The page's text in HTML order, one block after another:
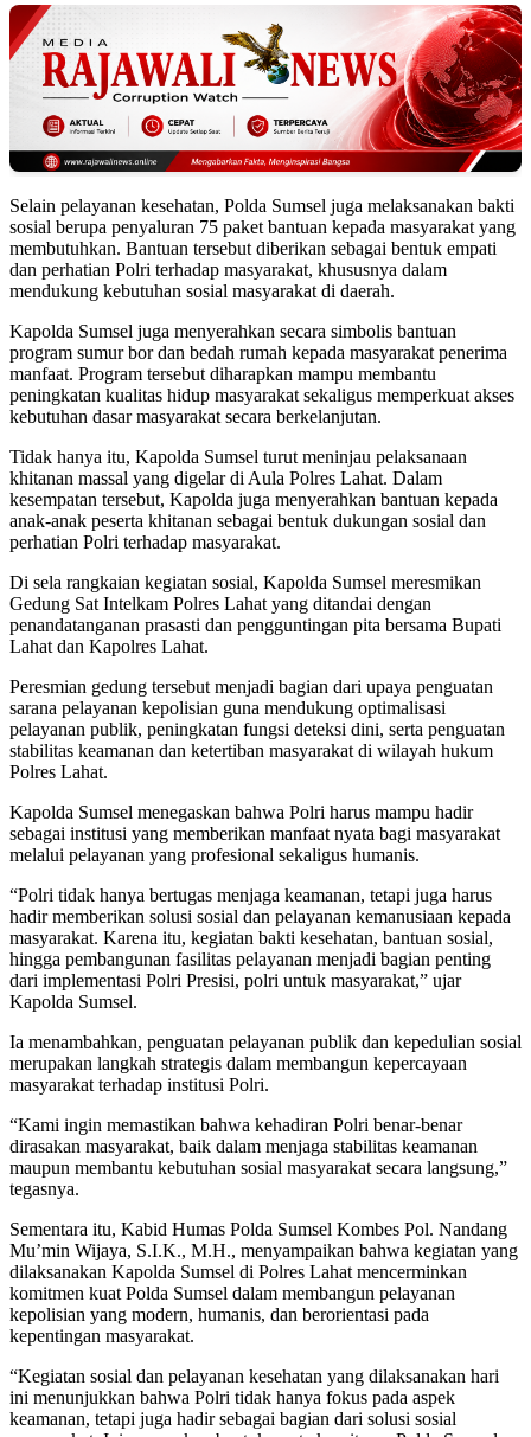
Selain pelayanan kesehatan, Polda Sumsel juga melaksanakan bakti
sosial berupa penyaluran 75 paket bantuan kepada masyarakat yang
membutuhkan. Bantuan tersebut diberikan sebagai bentuk empati
dan perhatian Polri terhadap masyarakat, khususnya dalam
mendukung kebutuhan sosial masyarakat di daerah.
Kapolda Sumsel juga menyerahkan secara simbolis bantuan
program sumur bor dan bedah rumah kepada masyarakat penerima
manfaat. Program tersebut diharapkan mampu membantu
peningkatan kualitas hidup masyarakat sekaligus memperkuat akses
kebutuhan dasar masyarakat secara berkelanjutan.
Tidak hanya itu, Kapolda Sumsel turut meninjau pelaksanaan
khitanan massal yang digelar di Aula Polres Lahat. Dalam
kesempatan tersebut, Kapolda juga menyerahkan bantuan kepada
anak-anak peserta khitanan sebagai bentuk dukungan sosial dan
perhatian Polri terhadap masyarakat.
Di sela rangkaian kegiatan sosial, Kapolda Sumsel meresmikan
Gedung Sat Intelkam Polres Lahat yang ditandai dengan
penandatanganan prasasti dan pengguntingan pita bersama Bupati
Lahat dan Kapolres Lahat.
Peresmian gedung tersebut menjadi bagian dari upaya penguatan
sarana pelayanan kepolisian guna mendukung optimalisasi
pelayanan publik, peningkatan fungsi deteksi dini, serta penguatan
stabilitas keamanan dan ketertiban masyarakat di wilayah hukum
Polres Lahat.
Kapolda Sumsel menegaskan bahwa Polri harus mampu hadir
sebagai institusi yang memberikan manfaat nyata bagi masyarakat
melalui pelayanan yang profesional sekaligus humanis.
“Polri tidak hanya bertugas menjaga keamanan, tetapi juga harus
hadir memberikan solusi sosial dan pelayanan kemanusiaan kepada
masyarakat. Karena itu, kegiatan bakti kesehatan, bantuan sosial,
hingga pembangunan fasilitas pelayanan menjadi bagian penting
dari implementasi Polri Presisi, polri untuk masyarakat,” ujar
Kapolda Sumsel.
Ia menambahkan, penguatan pelayanan publik dan kepedulian sosial
merupakan langkah strategis dalam membangun kepercayaan
masyarakat terhadap institusi Polri.
“Kami ingin memastikan bahwa kehadiran Polri benar-benar
dirasakan masyarakat, baik dalam menjaga stabilitas keamanan
maupun membantu kebutuhan sosial masyarakat secara langsung,”
tegasnya.
Sementara itu, Kabid Humas Polda Sumsel Kombes Pol. Nandang
Mu’min Wijaya, S.I.K., M.H., menyampaikan bahwa kegiatan yang
dilaksanakan Kapolda Sumsel di Polres Lahat mencerminkan
komitmen kuat Polda Sumsel dalam membangun pelayanan
kepolisian yang modern, humanis, dan berorientasi pada
kepentingan masyarakat.
“Kegiatan sosial dan pelayanan kesehatan yang dilaksanakan hari
ini menunjukkan bahwa Polri tidak hanya fokus pada aspek
keamanan, tetapi juga hadir sebagai bagian dari solusi sosial